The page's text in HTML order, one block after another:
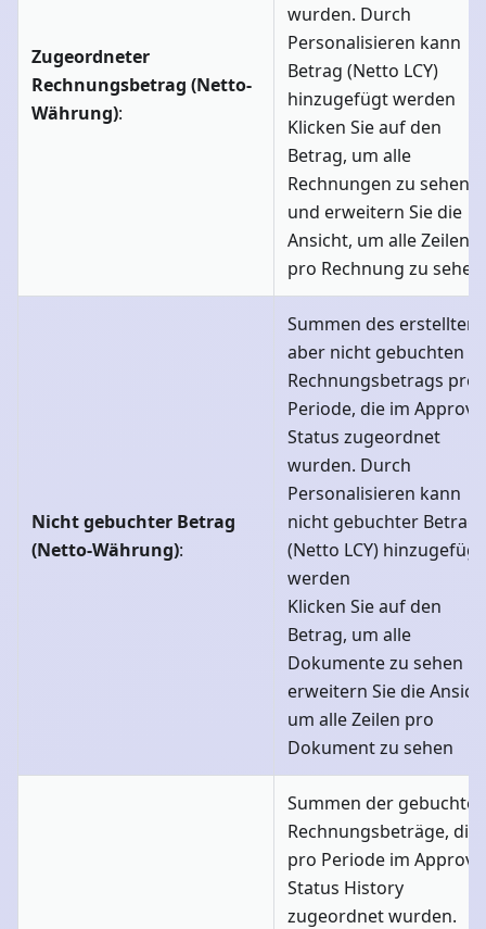
Zugeordneter
Rechnungsbetrag (Netto-
Währung):
wurden. Durch
Personalisieren kann
Betrag (Netto LCY)
hinzugefügt werden
Klicken Sie auf den
Betrag, um alle
Rechnungen zu sehen
und erweitern Sie die
Ansicht, um alle Zeilen
pro Rechnung zu sehen
Nicht gebuchter Betrag
(Netto-Währung):
Summen des erstellten,
aber nicht gebuchten
Rechnungsbetrags pro
Periode, die im
Status zugeordnet
wurden. Durch
Personalisieren kann
nicht gebuchter Betrag
(Netto LCY) hinzugefügt
werden
Klicken Sie auf den
Betrag, um alle
Dokumente zu sehen
erweitern Sie die
um alle Zeilen pro
Dokument zu sehen
Summen der gebuchten
Rechnungsbeträge, die
pro Periode im
Status History
zugeordnet wurden.